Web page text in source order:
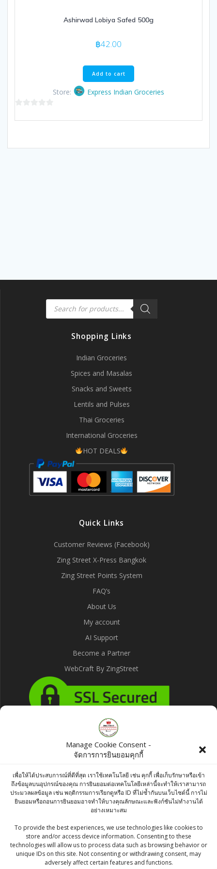
Manage Cookie Consent -
จัดการการยินยอมคุกกี้
เพื่อให้ได้ประสบการณ์ที่ดีที่สุด เราใช้เทคโนโลยี เช่น คุกกี้ เพื่อเก็บรักษาหรือเข้า
ถึงข้อมูลบนอุปกรณ์ของคุณ การยินยอมต่อเทคโนโลยีเหล่านี้จะทำให้เราสามารถ
ประมวลผลข้อมูล เช่น พฤติกรรมการเรียกดูหรือ ID ที่ไม่ซ้ำกันบนเว็บไซต์นี้ การไม่
ยินยอมหรือถอนการยินยอมอาจทำให้บางคุณลักษณะและฟังก์ชันไม่ทำงานได้
อย่างเหมาะสม
To provide the best experiences, we use technologies like cookies to
store and/or access device information. Consenting to these
technologies will allow us to process data such as browsing behavior or
unique IDs on this site. Not consenting or withdrawing consent, may
adversely affect certain features and functions.
Ashirwad Lobiya Safed 500g
฿42.00
Add to cart
Store: Express Indian Groceries
Products
search
Shopping Links
Indian Groceries
Spices and Masalas
Snacks and Sweets
Lentils and Pulses
Thai Groceries
International Groceries
HOT DEALS
Quick Links
Customer Reviews (Facebook)
Zing Street X-Press Bangkok
Zing Street Points System
FAQ’s
About Us
My account
AI Support
Become a Partner
WebCraft By ZingStreet
Products
฿65.00
Bikaji Khatta Meetha 400g
80.00
Britannia Good Day Cashew Cookies 53g
฿25.00